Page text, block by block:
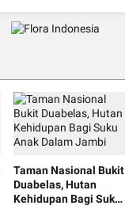
Taman Nasional Bukit
Duabelas, Hutan
Kehidupan Bagi Suku